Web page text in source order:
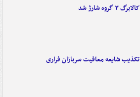
کالابرگ ۳ گروه شارژ شد
تکذیب شایعه معافیت سربازان فراری